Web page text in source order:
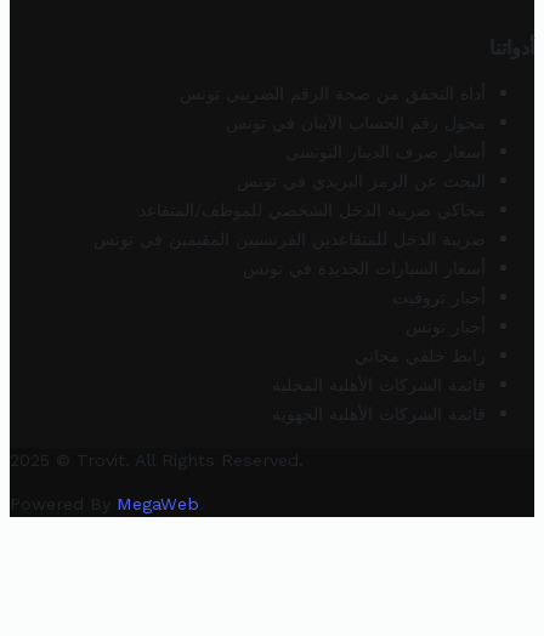
أدواتنا
أداة التحقق من صحة الرقم الضريبي تونس
محول رقم الحساب الآيبان في تونس
أسعار صرف الدينار التونسي
البحث عن الرمز البريدي في تونس
محاكي ضريبة الدخل الشخصي للموظف/المتقاعد
ضريبة الدخل للمتقاعدين الفرنسيين المقيمين في تونس
أسعار السيارات الجديدة في تونس
أخبار تروفيت
أخبار تونس
رابط خلفي مجاني
قائمة الشركات الأهلية المحلية
قائمة الشركات الأهلية الجهوية
2025 © Trovit. All Rights Reserved.
Powered By MegaWeb